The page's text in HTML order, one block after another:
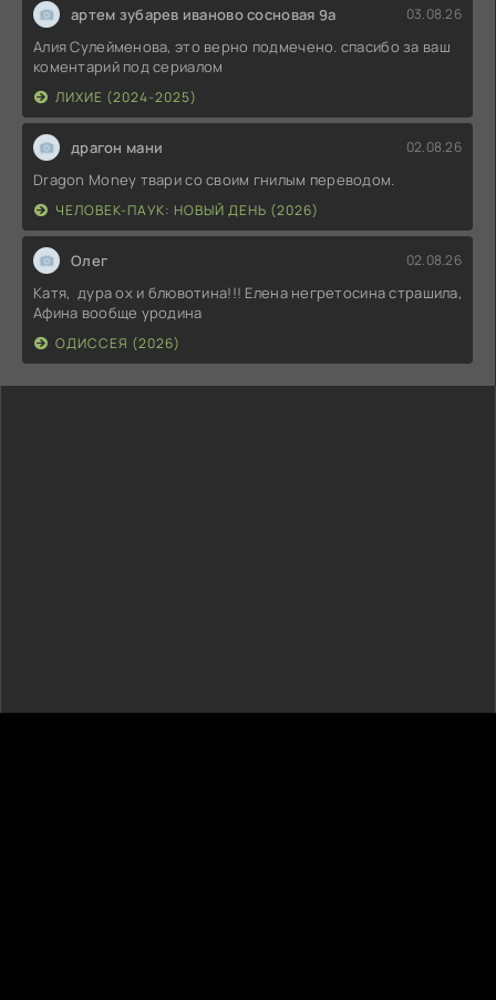
артем зубарев иваново сосновая 9а 03.08.26
Алия Сулейменова, это верно подмечено. спасибо за ваш
коментарий под сериалом
ЛИХИЕ (2024-2025)
драгон мани 02.08.26
Dragon Money твари со своим гнилым переводом.
ЧЕЛОВЕК-ПАУК: НОВЫЙ ДЕНЬ (2026)
Олег 02.08.26
Катя, дура ох и блювотина!!! Елена негретосина страшила,
Афина вообще уродина
ОДИССЕЯ (2026)